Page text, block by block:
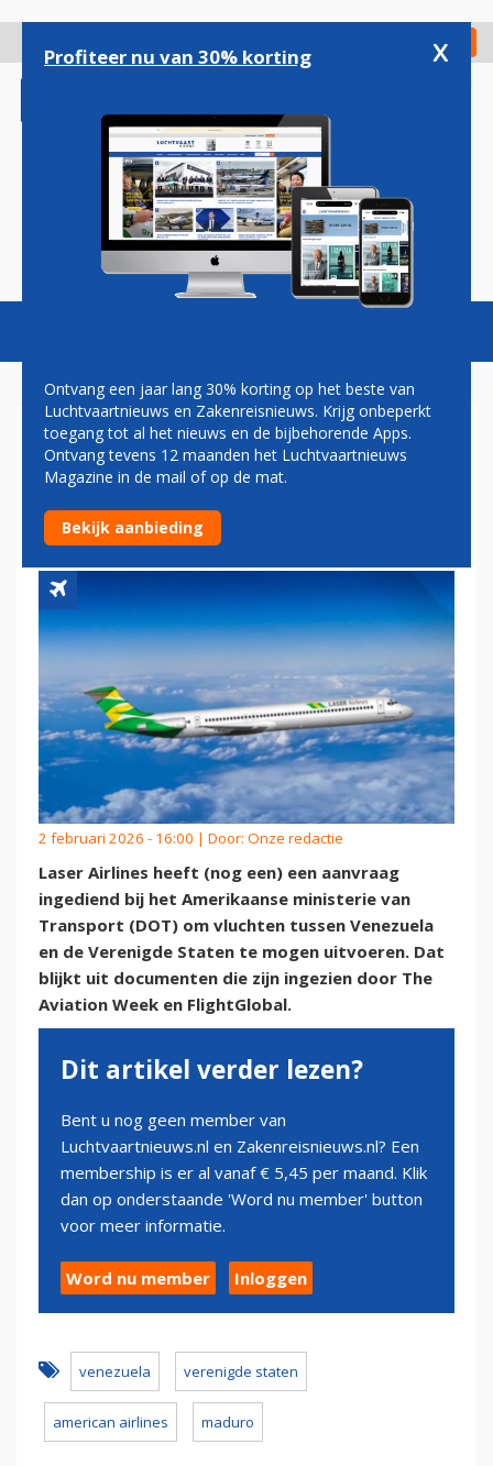
gaan
Check in
Magazine Podcasts Vacatures
VENEZOLAANS LASER
AIRLINES DIENT AANVRAAG
IN VOOR VLUCHTEN NAAR VS
2 februari 2026 - 16:00 | Door: Onze redactie
Laser Airlines heeft (nog een) een aanvraag
ingediend bij het Amerikaanse ministerie van
Transport (DOT) om vluchten tussen Venezuela
en de Verenigde Staten te mogen uitvoeren. Dat
blijkt uit documenten die zijn ingezien door The
Aviation Week en FlightGlobal.
Dit artikel verder lezen?
Bent u nog geen member van
Luchtvaartnieuws.nl en Zakenreisnieuws.nl? Een
membership is er al vanaf € 5,45 per maand. Klik
dan op onderstaande 'Word nu member' button
voor meer informatie.
Word nu member Inloggen
venezuela verenigde staten
american airlines maduro
Profiteer nu van 30% korting x
Ontvang een jaar lang 30% korting op het beste van
Luchtvaartnieuws en Zakenreisnieuws. Krijg onbeperkt
toegang tot al het nieuws en de bijbehorende Apps.
Ontvang tevens 12 maanden het Luchtvaartnieuws
Magazine in de mail of op de mat.
Bekijk aanbieding